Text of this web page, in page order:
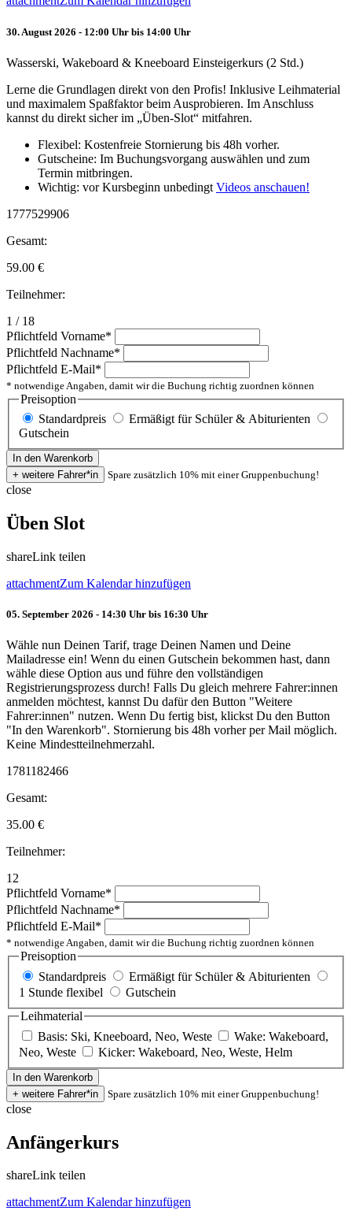
30. August 2026 - 12:00 Uhr bis 14:00 Uhr
Wasserski, Wakeboard & Kneeboard Einsteigerkurs (2 Std.)
Lerne die Grundlagen direkt von den Profis! Inklusive Leihmaterial
und maximalem Spaßfaktor beim Ausprobieren. Im Anschluss
kannst du direkt sicher im „Üben-Slot“ mitfahren.
Flexibel: Kostenfreie Stornierung bis 48h vorher.
Gutscheine: Im Buchungsvorgang auswählen und zum
Termin mitbringen.
Wichtig: vor Kursbeginn unbedingt Videos anschauen!
1777529906
Gesamt:
59.00 €
Teilnehmer:
1 / 18
Pflichtfeld Vorname*
Pflichtfeld Nachname*
Pflichtfeld E-Mail*
* notwendige Angaben, damit wir die Buchung richtig zuordnen können
Preisoption
Standardpreis
Ermäßigt für Schüler & Abiturienten
Gutschein
Spare zusätzlich 10% mit einer Gruppenbuchung!
close
Üben Slot
shareLink teilen
attachmentZum Kalendar hinzufügen
05. September 2026 - 14:30 Uhr bis 16:30 Uhr
Wähle nun Deinen Tarif, trage Deinen Namen und Deine
Mailadresse ein! Wenn du einen Gutschein bekommen hast, dann
wähle diese Option aus und führe den vollständigen
Registrierungsprozess durch! Falls Du gleich mehrere Fahrer:innen
anmelden möchtest, kannst Du dafür den Button "Weitere
Fahrer:innen" nutzen. Wenn Du fertig bist, klickst Du den Button
"In den Warenkorb". Stornierung bis 48h vorher per Mail möglich.
Keine Mindestteilnehmerzahl.
1781182466
Gesamt:
35.00 €
Teilnehmer:
12
Pflichtfeld Vorname*
Pflichtfeld Nachname*
Pflichtfeld E-Mail*
* notwendige Angaben, damit wir die Buchung richtig zuordnen können
Preisoption
Standardpreis
Ermäßigt für Schüler & Abiturienten
1 Stunde flexibel
Gutschein
Leihmaterial
Basis: Ski, Kneeboard, Neo, Weste
Wake: Wakeboard,
Neo, Weste
Kicker: Wakeboard, Neo, Weste, Helm
Spare zusätzlich 10% mit einer Gruppenbuchung!
close
Anfängerkurs
shareLink teilen
attachmentZum Kalendar hinzufügen